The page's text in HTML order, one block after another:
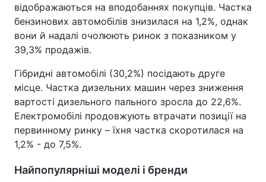
відображаються на вподобаннях покупців. Частка
бензинових автомобілів знизилася на 1,2%, однак
вони й надалі очолюють ринок з показником у
39,3% продажів.
Гібридні автомобілі (30,2%) посідають друге
місце. Частка дизельних машин через зниження
вартості дизельного пального зросла до 22,6%.
Електромобілі продовжують втрачати позиції на
первинному ринку – їхня частка скоротилася на
1,2% - до 7,5%.
Найпопулярніші моделі і бренди